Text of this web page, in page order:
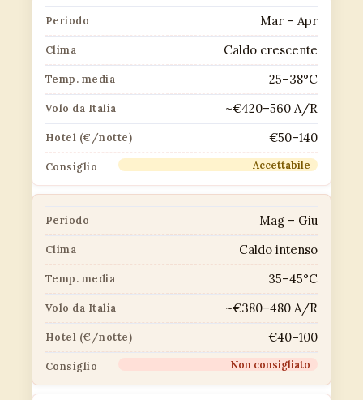
Mar – Apr
Caldo crescente
25–38°C
~€420–560 A/R
€50–140
Accettabile
Mag – Giu
Caldo intenso
35–45°C
~€380–480 A/R
€40–100
Non consigliato